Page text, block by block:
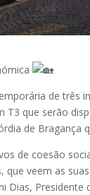
de
que serão
de Bragança
de coesão
veem as
Dias,